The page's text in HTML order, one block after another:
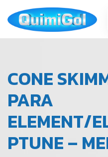
CONE
PARA
ELEMENT/
PTUNE –